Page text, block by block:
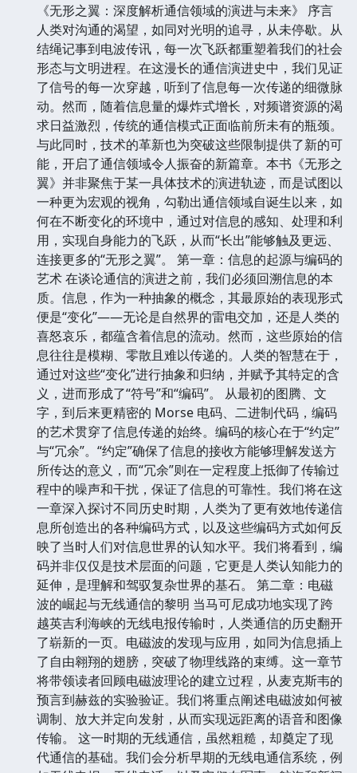
《无形之翼：深度解析通信领域的演进与未来》 序言
人类对沟通的渴望，如同对光明的追寻，从未停歇。从
结绳记事到电波传讯，每一次飞跃都重塑着我们的社会
形态与文明进程。在这漫长的通信演进史中，我们见证
了信号的每一次穿越，听到了信息每一次传递的细微脉
动。然而，随着信息量的爆炸式增长，对频谱资源的渴
求日益激烈，传统的通信模式正面临前所未有的瓶颈。
与此同时，技术的革新也为突破这些限制提供了新的可
能，开启了通信领域令人振奋的新篇章。本书《无形之
翼》并非聚焦于某一具体技术的演进轨迹，而是试图以
一种更为宏观的视角，勾勒出通信领域自诞生以来，如
何在不断变化的环境中，通过对信息的感知、处理和利
用，实现自身能力的飞跃，从而“长出”能够触及更远、
连接更多的“无形之翼”。 第一章：信息的起源与编码的
艺术 在谈论通信的演进之前，我们必须回溯信息的本
质。信息，作为一种抽象的概念，其最原始的表现形式
便是“变化”——无论是自然界的雷电交加，还是人类的
喜怒哀乐，都蕴含着信息的流动。然而，这些原始的信
息往往是模糊、零散且难以传递的。人类的智慧在于，
通过对这些“变化”进行抽象和归纳，并赋予其特定的含
义，进而形成了“符号”和“编码”。 从最初的图腾、文
字，到后来更精密的 Morse 电码、二进制代码，编码
的艺术贯穿了信息传递的始终。编码的核心在于“约定”
与“冗余”。“约定”确保了信息的接收方能够理解发送方
所传达的意义，而“冗余”则在一定程度上抵御了传输过
程中的噪声和干扰，保证了信息的可靠性。我们将在这
一章深入探讨不同历史时期，人类为了更有效地传递信
息所创造出的各种编码方式，以及这些编码方式如何反
映了当时人们对信息世界的认知水平。我们将看到，编
码并非仅仅是技术层面的问题，它更是人类认知能力的
延伸，是理解和驾驭复杂世界的基石。 第二章：电磁
波的崛起与无线通信的黎明 当马可尼成功地实现了跨
越英吉利海峡的无线电报传输时，人类通信的历史翻开
了崭新的一页。电磁波的发现与应用，如同为信息插上
了自由翱翔的翅膀，突破了物理线路的束缚。这一章节
将带领读者回顾电磁波理论的建立过程，从麦克斯韦的
预言到赫兹的实验验证。我们将重点阐述电磁波如何被
调制、放大并定向发射，从而实现远距离的语音和图像
传输。 这一时期的无线通信，虽然粗糙，却奠定了现
代通信的基础。我们会分析早期的无线电通信系统，例